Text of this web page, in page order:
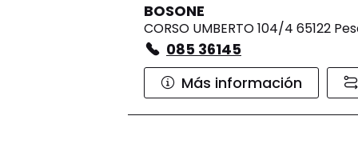
BOSONE
CORSO UMBERTO 104/4 65122
085 36145
Más información